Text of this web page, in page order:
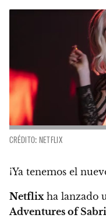
CRÉDITO: NETFLIX
¡Ya tenemos el
Netflix ha lanzado
Adventures of